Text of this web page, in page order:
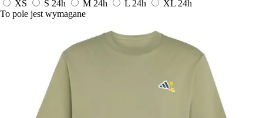
XS S 24h M 24h L 24h XL 24h
To pole jest wymagane